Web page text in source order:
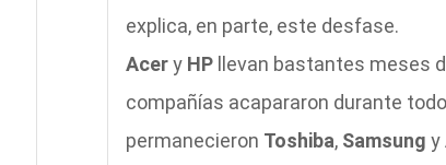
explica, en parte, este desfase.
Acery HPllevan bastantes meses
compañías acapararon durante
permanecieron Toshiba, Samsung y